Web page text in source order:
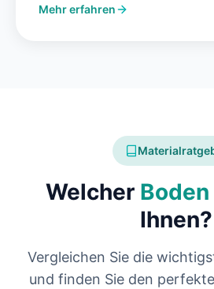
Mehr erfahren
Welcher Boden
Ihnen?
Vergleichen Sie die
und finden Sie den